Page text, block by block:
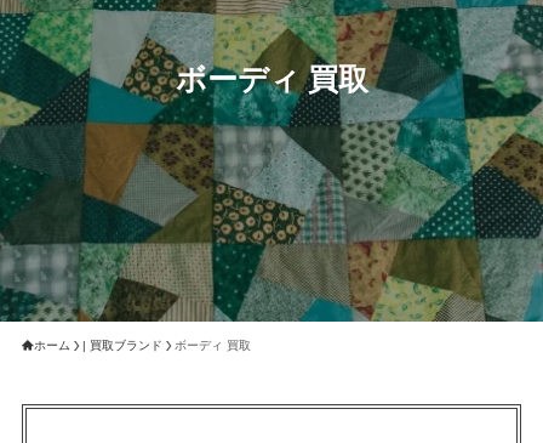
ボーディ 買取
ホーム | 買取ブランド ボーディ 買取